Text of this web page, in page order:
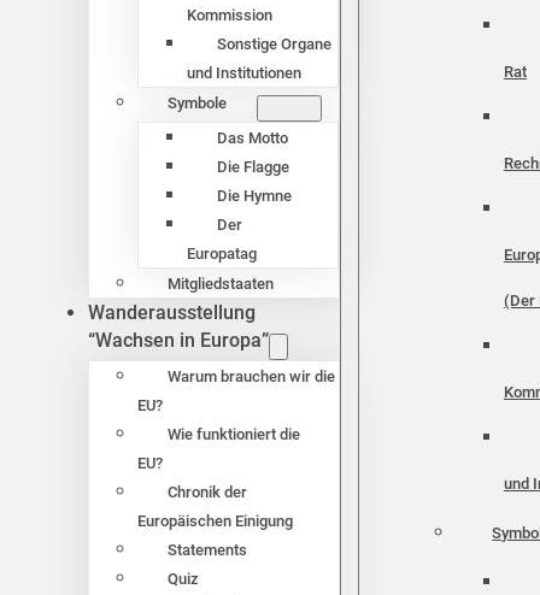
Kommission
Sonstige Organe
und Institutionen
Symbole
Das Motto
Die Flagge
Die Hymne
Der
Europatag
Mitgliedstaaten
Wanderausstellung
“Wachsen in Europa”
Warum brauchen wir die
EU?
Wie funktioniert die
EU?
Chronik der
Europäischen Einigung
Statements
Quiz
Rat
(Der
und